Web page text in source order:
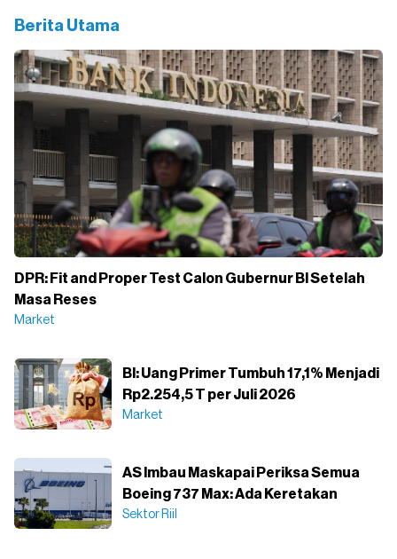
Berita Utama
DPR: Fit and Proper Test Calon Gubernur BI Setelah
Masa Reses
Market
BI: Uang Primer Tumbuh 17,1% Menjadi
Rp2.254,5 T per Juli 2026
Market
AS Imbau Maskapai Periksa Semua
Boeing 737 Max: Ada Keretakan
Sektor Riil